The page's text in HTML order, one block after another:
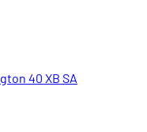
40 XB SA